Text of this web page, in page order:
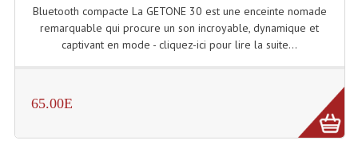
Selecteurs Audio Vidéo
Bluetooth compacte La GETONE 30 est une enceinte nomade
remarquable qui procure un son incroyable, dynamique et
captivant en mode - cliquez-ici pour lire la suite...
65.00E